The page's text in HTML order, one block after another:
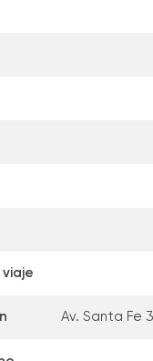
Av. Santa Fe